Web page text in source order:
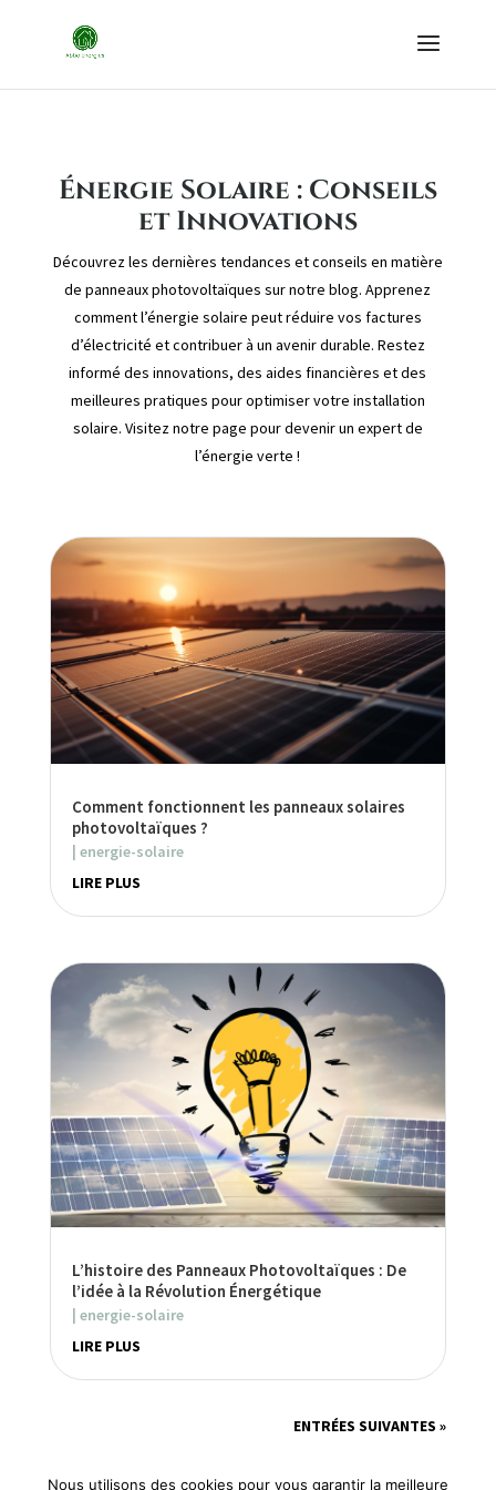
Énergie Solaire : Conseils
et Innovations
Découvrez les dernières tendances et conseils en matière
de panneaux photovoltaïques sur notre blog. Apprenez
comment l’énergie solaire peut réduire vos factures
d’électricité et contribuer à un avenir durable. Restez
informé des innovations, des aides financières et des
meilleures pratiques pour optimiser votre installation
solaire. Visitez notre page pour devenir un expert de
l’énergie verte !
Comment fonctionnent les panneaux solaires
photovoltaïques ?
| energie-solaire
LIRE PLUS
L’histoire des Panneaux Photovoltaïques : De
l’idée à la Révolution Énergétique
| energie-solaire
LIRE PLUS
ENTRÉES SUIVANTES »
Nous utilisons des cookies pour vous garantir la meilleure